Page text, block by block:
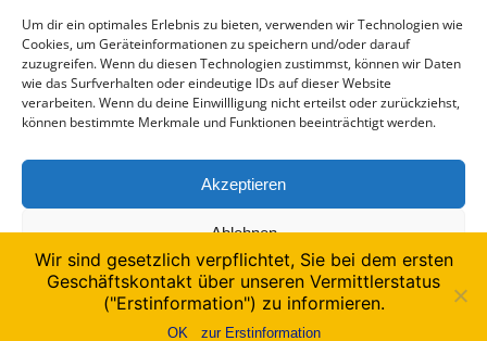
Um dir ein optimales Erlebnis zu bieten, verwenden wir Technologien wie
Cookies, um Geräteinformationen zu speichern und/oder darauf
zuzugreifen. Wenn du diesen Technologien zustimmst, können wir Daten
wie das Surfverhalten oder eindeutige IDs auf dieser Website
verarbeiten. Wenn du deine Einwillligung nicht erteilst oder zurückziehst,
können bestimmte Merkmale und Funktionen beeinträchtigt werden.
Akzeptieren
Ablehnen
Einstellungen ansehen
Cookie-Richtlinie
Tel.: 02622 - 9869916
Fax: 0551 - 273790020
E-Mail: service(at)finmap.ag
Wir sind gesetzlich verpflichtet, Sie bei dem ersten
Geschäftskontakt über unseren Vermittlerstatus
("Erstinformation") zu informieren.
OK zur Erstinformation